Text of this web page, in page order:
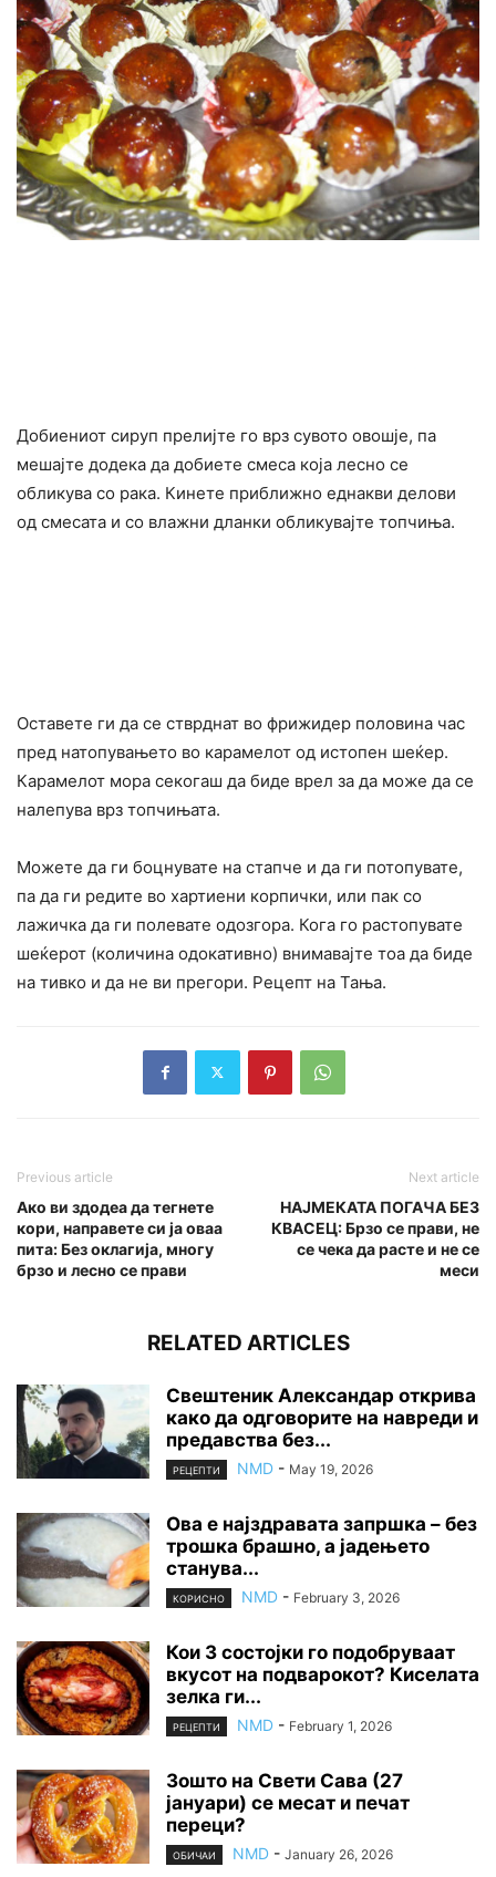
Добиениот сируп прелијте го врз сувото овошје, па
мешајте додека да добиете смеса која лесно се
обликува со рака. Кинете приближно еднакви делови
од смесата и со влажни дланки обликувајте топчиња.
Оставете ги да се стврднат во фрижидер половина час
пред натопувањето во карамелот од истопен шеќер.
Карамелот мора секогаш да биде врел за да може да се
налепува врз топчињата.
Можете да ги боцнувате на стапче и да ги потопувате,
па да ги редите во хартиени корпички, или пак со
лажичка да ги полевате одозгора. Кога го растопувате
шеќерот (количина одокативно) внимавајте тоа да биде
на тивко и да не ви прегори. Рецепт на Тања.
Previous article
Ако ви здодеа да тегнете
кори, направете си ја оваа
пита: Без оклагија, многу
брзо и лесно се прави
Next article
НАЈМЕКАТА ПОГАЧА БЕЗ
КВАСЕЦ: Брзо се прави, не
се чека да расте и не се
меси
RELATED ARTICLES
Свештеник Александар открива
како да одговорите на навреди и
предавства без...
РЕЦЕПТИ NMD - May 19, 2026
Ова е најздравата запршка – без
трошка брашно, а јадењето
станува...
КОРИСНО NMD - February 3, 2026
Кои 3 состојки го подобруваат
вкусот на подварокот? Киселата
зелка ги...
РЕЦЕПТИ NMD - February 1, 2026
Зошто на Свети Сава (27
јануари) се месат и печат
переци?
ОБИЧАИ NMD - January 26, 2026